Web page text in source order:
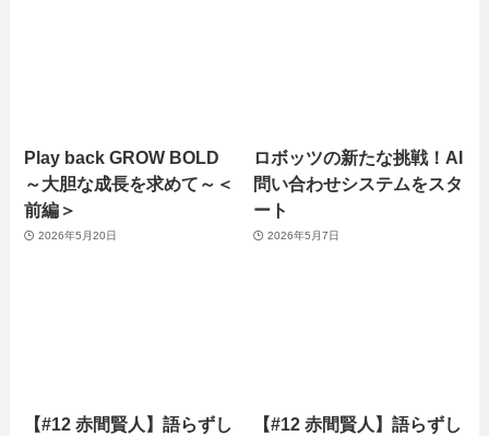
Play back GROW BOLD
～大胆な成長を求めて～＜
前編＞
2026年5月20日
ロボッツの新たな挑戦！AI
問い合わせシステムをスタ
ート
2026年5月7日
【#12 赤間賢人】語らずし
【#12 赤間賢人】語らずし